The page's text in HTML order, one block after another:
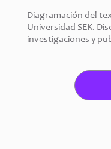
Diagramación del
Universidad SEK.
investigaciones y